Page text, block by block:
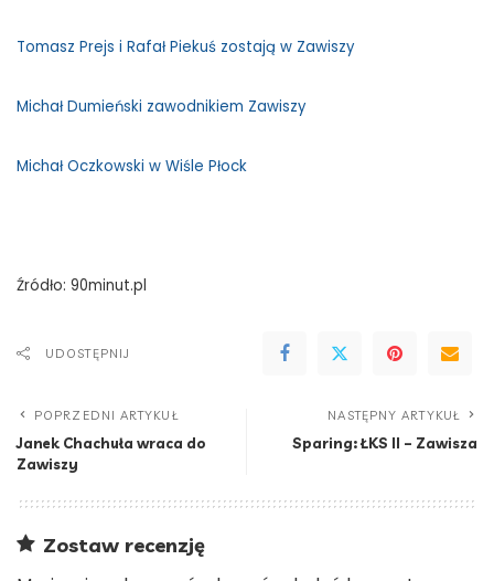
Tomasz Prejs i Rafał Piekuś zostają w Zawiszy
Michał Dumieński zawodnikiem Zawiszy
Michał Oczkowski w Wiśle Płock
Źródło: 90minut.pl
UDOSTĘPNIJ
POPRZEDNI ARTYKUŁ
Janek Chachuła wraca do
Zawiszy
NASTĘPNY ARTYKUŁ
Sparing: ŁKS II – Zawisza
Zostaw recenzję